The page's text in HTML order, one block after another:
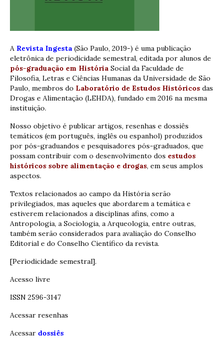
A Revista Ingesta (São Paulo, 2019-) é uma publicação
eletrônica de periodicidade semestral, editada por alunos de
pós-graduação em História Social da Faculdade de
Filosofia, Letras e Ciências Humanas da Universidade de São
Paulo, membros do Laboratório de Estudos Históricos das
Drogas e Alimentação (LEHDA), fundado em 2016 na mesma
instituição.
Nosso objetivo é publicar artigos, resenhas e dossiês
temáticos (em português, inglês ou espanhol) produzidos
por pós-graduandos e pesquisadores pós-graduados, que
possam contribuir com o desenvolvimento dos estudos
históricos sobre alimentação e drogas, em seus amplos
aspectos.
Textos relacionados ao campo da História serão
privilegiados, mas aqueles que abordarem a temática e
estiverem relacionados a disciplinas afins, como a
Antropologia, a Sociologia, a Arqueologia, entre outras,
também serão considerados para avaliação do Conselho
Editorial e do Conselho Científico da revista.
[Periodicidade semestral].
Acesso livre
ISSN 2596-3147
Acessar resenhas
Acessar dossiês